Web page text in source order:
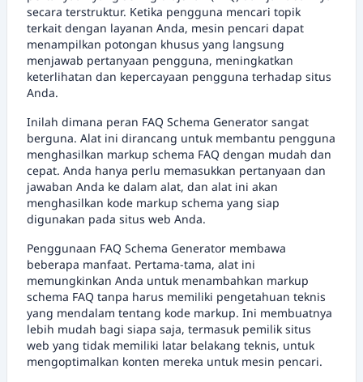
secara terstruktur. Ketika pengguna mencari topik
terkait dengan layanan Anda, mesin pencari dapat
menampilkan potongan khusus yang langsung
menjawab pertanyaan pengguna, meningkatkan
keterlihatan dan kepercayaan pengguna terhadap situs
Anda.
Inilah dimana peran FAQ Schema Generator sangat
berguna. Alat ini dirancang untuk membantu pengguna
menghasilkan markup schema FAQ dengan mudah dan
cepat. Anda hanya perlu memasukkan pertanyaan dan
jawaban Anda ke dalam alat, dan alat ini akan
menghasilkan kode markup schema yang siap
digunakan pada situs web Anda.
Penggunaan FAQ Schema Generator membawa
beberapa manfaat. Pertama-tama, alat ini
memungkinkan Anda untuk menambahkan markup
schema FAQ tanpa harus memiliki pengetahuan teknis
yang mendalam tentang kode markup. Ini membuatnya
lebih mudah bagi siapa saja, termasuk pemilik situs
web yang tidak memiliki latar belakang teknis, untuk
mengoptimalkan konten mereka untuk mesin pencari.